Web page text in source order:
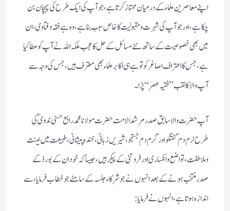
اپنے معاصرین علماء كے درمیان ممتاز كرتا ہے ، جو آپ كی ایك طرح كی پہچان بن
چكا ہے، اورجو آپ كی شہرت ومقبولیت كا خاص سبب بنا ہے، وہ ہے فقہ وفتاوی، ان
میں بھی خصوصیت كے ساتھ نئے مسائل كے حل كا عجب ملكہ اللہ نے آپ كو عطا كیا
ہے ، جس كا اعتراف اصاغر كو تو ہے ہی اكابر علماء بھی معترف ہیں، جس كی وجہ سے
آپ والا كا لقب ”فقیہ عصر“ پڑا۔
آپ حضرت والا سابق صدر مرشد الامت حضرت مولانا محمد رابع حسنی ندوی ؒ كی
طرح نرم دم گفتگو اور گرم دم جستجو ، شیریں زبانی، خندہ پیشانی،طبیعت میں لینت
وملاطفت ،تواضع وانكساری اور فروتنی كے پیكر ہیں، جیسا كہ خود ان كے بورڈ كے
صدر منتخب ہونے كے بعد انہوں نے جو شركاء جلسہ كے سامنے جو خطاب فرمایا، سے
انداز ہ ہوتا ہے ، انہوں نے فرمایا: